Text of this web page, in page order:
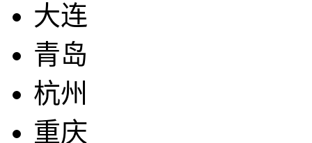
大连
青岛
杭州
重庆